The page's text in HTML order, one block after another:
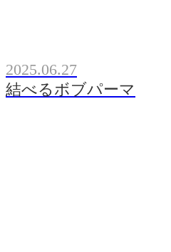
2025.06.27
結べるボブパーマ